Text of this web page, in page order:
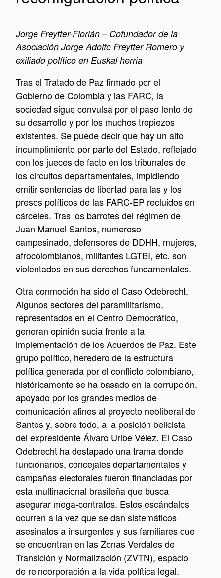
Jorge Freytter-Florián – Cofundador de la
Asociación Jorge Adolfo Freytter Romero y
exiliado político en Euskal herria
Tras el Tratado de Paz firmado por el
Gobierno de Colombia y las FARC, la
sociedad sigue convulsa por el paso lento de
su desarrollo y por los muchos tropiezos
existentes. Se puede decir que hay un alto
incumplimiento por parte del Estado, reflejado
con los jueces de facto en los tribunales de
los circuitos departamentales, impidiendo
emitir sentencias de libertad para las y los
presos políticos de las FARC-EP recluidos en
cárceles. Tras los barrotes del régimen de
Juan Manuel Santos, numeroso
campesinado, defensores de DDHH, mujeres,
afrocolombianos, militantes LGTBI, etc. son
violentados en sus derechos fundamentales.
Otra conmoción ha sido el Caso Odebrecht.
Algunos sectores del paramilitarismo,
representados en el Centro Democrático,
generan opinión sucia frente a la
implementación de los Acuerdos de Paz. Este
grupo político, heredero de la estructura
política generada por el conflicto colombiano,
históricamente se ha basado en la corrupción,
apoyado por los grandes medios de
comunicación afines al proyecto neoliberal de
Santos y, sobre todo, a la posición belicista
del expresidente Álvaro Uribe Vélez. El Caso
Odebrecht ha destapado una trama donde
funcionarios, concejales departamentales y
campañas electorales fueron financiadas por
esta multinacional brasileña que busca
asegurar mega-contratos. Estos escándalos
ocurren a la vez que se dan sistemáticos
asesinatos a insurgentes y sus familiares que
se encuentran en las Zonas Verdales de
Transición y Normalización (ZVTN), espacio
de reincorporación a la vida política legal.